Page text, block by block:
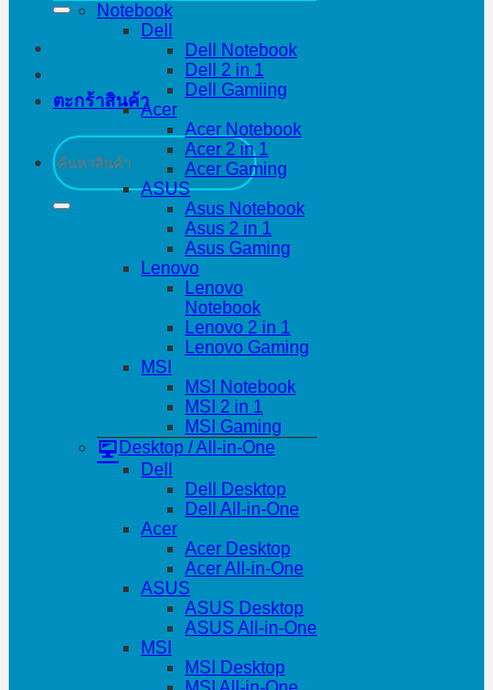
ตะกร้าสินค้า
ค้นหา:
Notebook
Dell
Dell Notebook
Dell 2 in 1
Dell Gamiing
Acer
Acer Notebook
Acer 2 in 1
Acer Gaming
ASUS
Asus Notebook
Asus 2 in 1
Asus Gaming
Lenovo
Lenovo
Notebook
Lenovo 2 in 1
Lenovo Gaming
MSI
MSI Notebook
MSI 2 in 1
MSI Gaming
Desktop / All-in-One
Dell
Dell Desktop
Dell All-in-One
Acer
Acer Desktop
Acer All-in-One
ASUS
ASUS Desktop
ASUS All-in-One
MSI
MSI Desktop